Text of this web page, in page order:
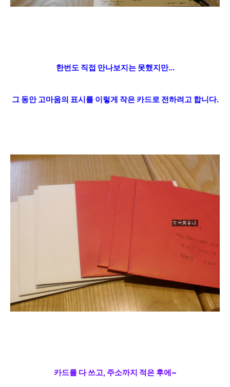
한번도 직접 만나보지는 못했지만...
그 동안 고마움의 표시를 이렇게 작은 카드로 전하려고 합니다.
카드를 다 쓰고, 주소까지 적은 후에~